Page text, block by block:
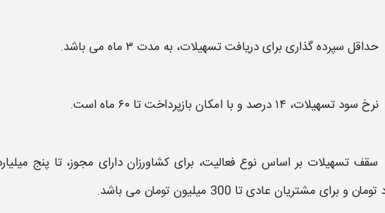
حداقل سپرده‌ گذاری برای دریافتتسهیلات، به مدت ۳ ماه می باشد.
نرخ سود تسهیلات،
سقف تسهیلات بر اساس نوع فعالیت، برای کشاورزان دارای مجوز، تا پنج
تومانو برای مشتریان عادی تا 300 میلیون تومان می باشد.